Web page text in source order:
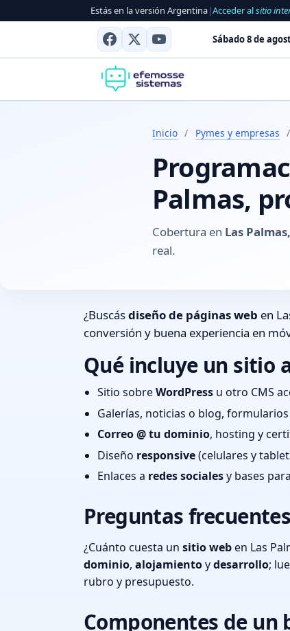
Estás en la versión Argentina|Acceder alsitio
Sábado 8 de
Inicio / Pymes y empresas /
Palmas,
Cobertura en Las
real.
¿Buscásdiseño de páginas web en
conversión y buena experiencia en
Qué incluye un sitio
Sitio sobreWordPress u otro CMS
Galerías, noticias o blog,
Correo @ tu dominio, hosting y
Diseño responsive(celulares y
Enlaces a redes socialesy bases para
Preguntas
¿Cuánto cuesta un sitio weben Las
dominio, alojamientoydesarrollo;
rubro y presupuesto.
Componentes de un